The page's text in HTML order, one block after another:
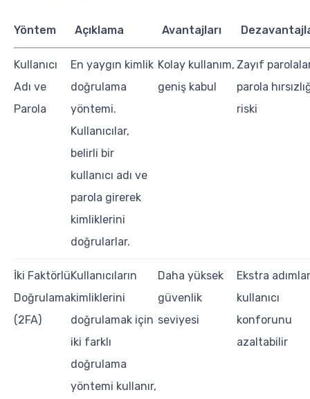
Yöntem Açıklama Avantajları
Kullanıcı
Adı ve
Parola
En yaygın kimlik
doğrulama
yöntemi.
Kullanıcılar,
belirli bir
kullanıcı adı ve
parola girerek
kimliklerini
doğrularlar.
Kolay kullanım,
geniş kabul
Zayıf
parola
riski
İki Faktörlü
Doğrulama
(2FA)
Kullanıcıların
kimliklerini
doğrulamak için
iki farklı
doğrulama
yöntemi kullanır,
Daha yüksek
güvenlik
seviyesi
Ekstra
kullanıcı
konforunu
azaltabilir